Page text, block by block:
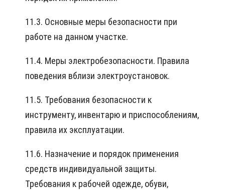
11.3. Основные меры безопасности при
работе на данном участке.
11.4. Меры электробезопасности. Правила
поведения вблизи электроустановок.
11.5. Требования безопасности к
инструменту, инвентарю и приспособлениям,
правила их эксплуатации.
11.6. Назначение и порядок применения
средств индивидуальной защиты.
Требования к рабочей одежде, обуви,